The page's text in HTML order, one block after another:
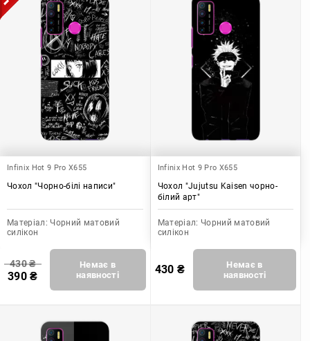
Infinix Hot 9 Pro X655
Чохол "Чорно-білі написи"
Матеріал: Чорний матовий
силікон
430₴
390₴
Немає в
наявності
Infinix Hot 9 Pro X655
Чохол "Jujutsu Kaisen чорно-
білий арт"
Матеріал: Чорний матовий
силікон
430 ₴
Немає в
наявності